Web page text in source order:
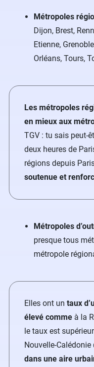
Métropoles
Dijon, Brest,
Etienne,
Orléans, Tours,
Les métropoles
en mieux aux
TGV : tu sais peut-
deux heures de
régions depuis
soutenue et
Métropoles
presque tous
métropole
Elles ont un taux
élevé comme à la
le taux est
Nouvelle-Calédonie
dans une aire